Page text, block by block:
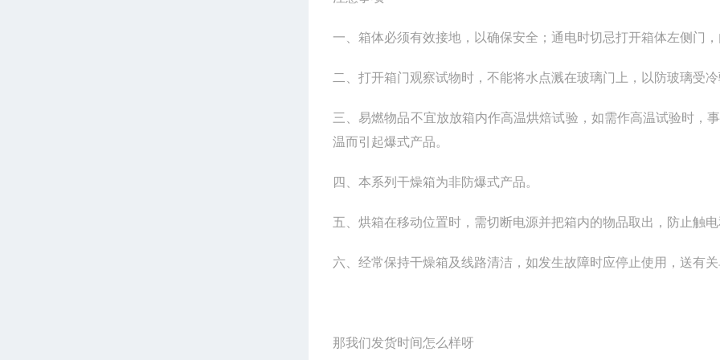
一、箱体必须有效接地，以确保安全；通电时切忌打开箱体左侧门
二、打开箱门观察试物时，不能将水点溅在玻璃门上，以防玻璃受
三、易燃物品不宜放放箱内作高温烘焙试验，如需作高温试验时，
温而引起爆式产品。
四、本系列干燥箱为非防爆式产品。
五、烘箱在移动位置时，需切断电源并把箱内的物品取出，防止触
六、经常保持干燥箱及线路清洁，如发生故障时应停止使用，送有
那我们发货时间怎么样呀